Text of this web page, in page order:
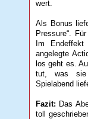
wert.
Als Bonus
Pressure“.
Im
angelegte
los geht es.
tut, was sie
Spielabend
Fazit: Das
toll